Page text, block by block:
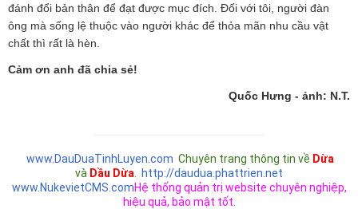
đánh đổi bản thân để đạt được mục đích. Đối với tôi, người đàn
ông mà sống lệ thuộc vào người khác để thỏa mãn nhu cầu vật
chất thì rất là hèn.
Cảm ơn anh đã chia sẻ!
Quốc Hưng - ảnh: N.T.
www.DauDuaTinhLuyen.com Chuyên trang thông tin về Dừa
và Dầu Dừa
http://daudua.phattrien.net
www.NukevietCMS.comHệ thống quản trị website chuyên nghiệp,
hiệu quả, bảo mật tốt.